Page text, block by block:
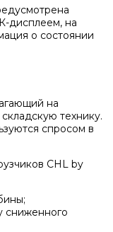
дисплеем, на
о состоянии
на
технику.
спросом в
CHL by
сниженного